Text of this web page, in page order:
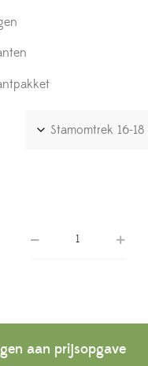
aan prijsopgave